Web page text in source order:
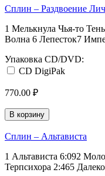
Сплин ‎– Раздвоение
1 Мелькнула Чья-то
Волна 6 Лепесток7
Упаковка CD/DVD:
CD DigiPak
770.00 ₽
В корзину
Сплин ‎– Альтависта
1 Альтависта 6:092
Терпсихора 2:465